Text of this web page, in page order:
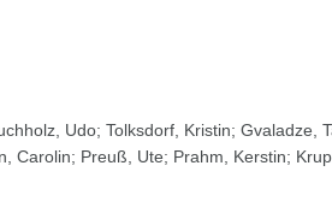
Udo; Tolksdorf, Kristin; Gvaladze,
Carolin; Preuß, Ute; Prahm, Kerstin;